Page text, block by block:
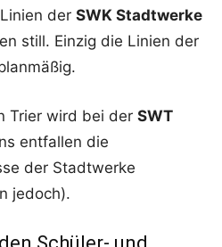
der SWK Stadtwerke
still. Einzig die Linien der
Trier wird bei der SWT
entfallen die
der Stadtwerke
jedoch).